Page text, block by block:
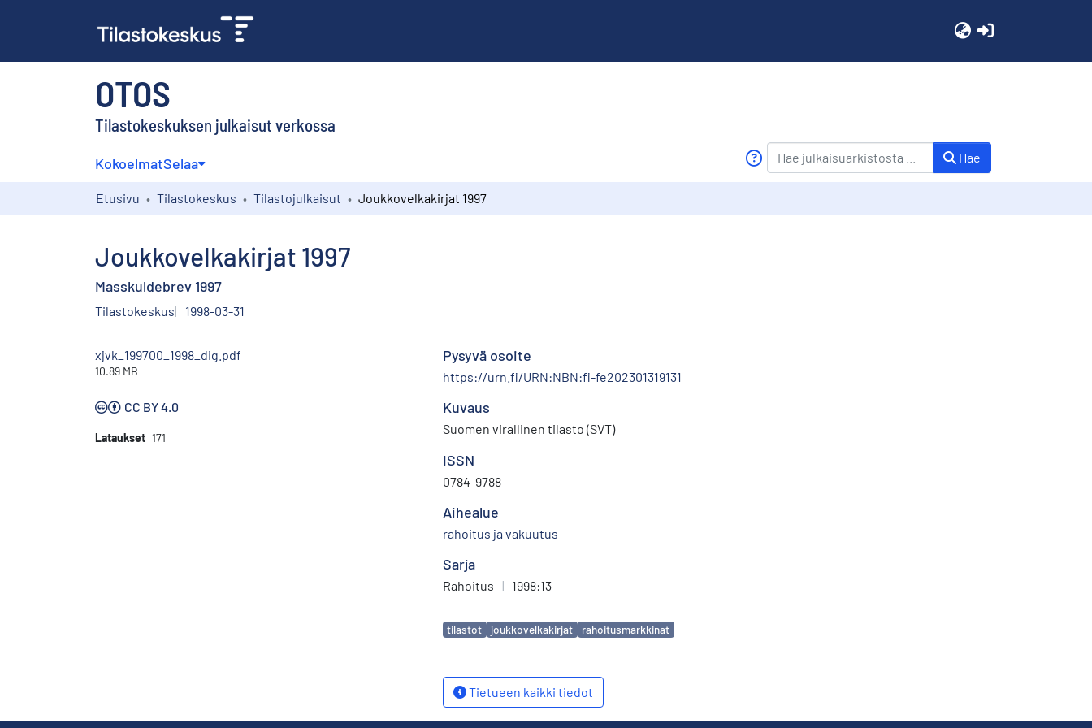
OTOS
Tilastokeskuksen julkaisut verkossa
KokoelmatSelaa Hae
Etusivu Tilastokeskus Tilastojulkaisut Joukkovelkakirjat 1997
Joukkovelkakirjat 1997
Masskuldebrev 1997
Tilastokeskus 1998-03-31
xjvk_199700_1998_dig.pdf
10.89 MB
CC BY 4.0
Lataukset 171
Pysyvä osoite
https://urn.fi/URN:NBN:fi-fe202301319131
Kuvaus
Suomen virallinen tilasto (SVT)
ISSN
0784-9788
Aihealue
rahoitus ja vakuutus
Sarja
Rahoitus | 1998:13
Avainsanat
tilastot joukkovelkakirjat rahoitusmarkkinat
Tietueen kaikki tiedot